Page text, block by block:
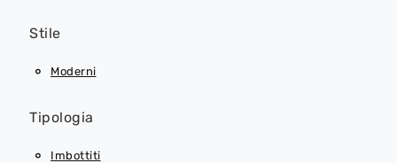
Stile
Moderni
Tipologia
Imbottiti